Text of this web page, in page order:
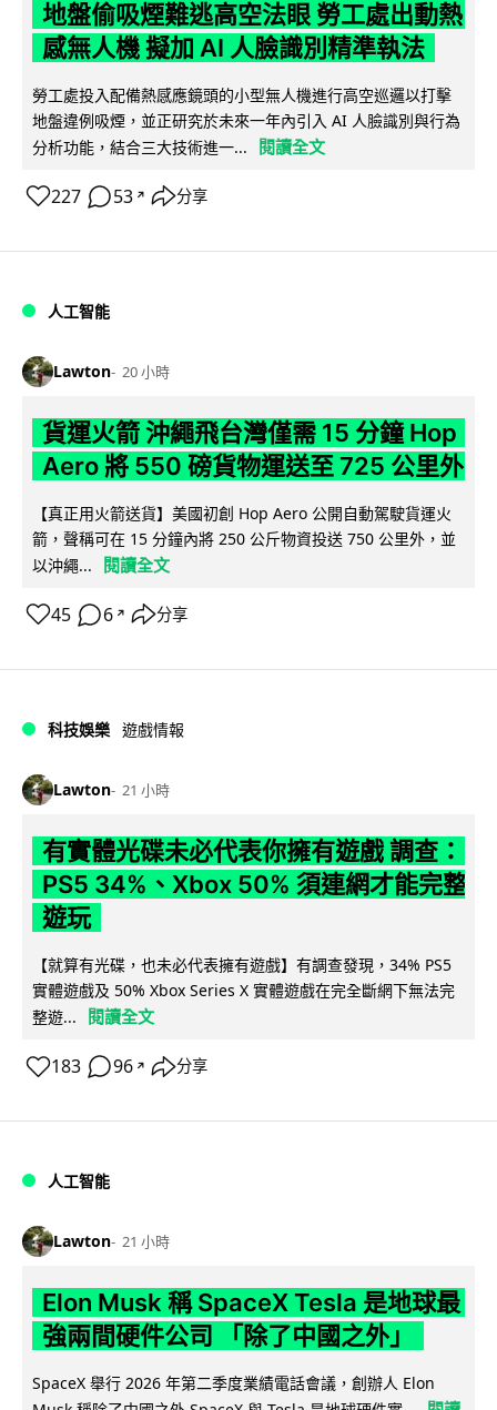
地盤偷吸煙難逃高空法眼 勞工處出動熱
感無人機 擬加 AI 人臉識別精準執法
勞工處投入配備熱感應鏡頭的小型無人機進行高空巡邏以打擊
地盤違例吸煙，並正研究於未來一年內引入 AI 人臉識別與行為
分析功能，結合三大技術進一...
閱讀全文
227 53 ↗ 分享
人工智能
Lawton 20 小時
貨運火箭 沖繩飛台灣僅需 15 分鐘 Hop
Aero 將 550 磅貨物運送至 725 公里外
【真正用火箭送貨】美國初創 Hop Aero 公開自動駕駛貨運火
箭，聲稱可在 15 分鐘內將 250 公斤物資投送 750 公里外，並
以沖繩...
閱讀全文
45 6 ↗ 分享
科技娛樂 遊戲情報
Lawton 21 小時
有實體光碟未必代表你擁有遊戲 調查：
PS5 34%、Xbox 50% 須連網才能完整
遊玩
【就算有光碟，也未必代表擁有遊戲】有調查發現，34% PS5
實體遊戲及 50% Xbox Series X 實體遊戲在完全斷網下無法完
整遊...
閱讀全文
183 96 ↗ 分享
人工智能
Lawton 21 小時
Elon Musk 稱 SpaceX Tesla 是地球最
強兩間硬件公司 「除了中國之外」
SpaceX 舉行 2026 年第二季度業績電話會議，創辦人 Elon